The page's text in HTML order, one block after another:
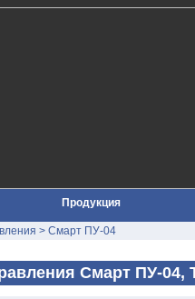
Продукция
> Смарт ПУ-04
Смарт ПУ-04,